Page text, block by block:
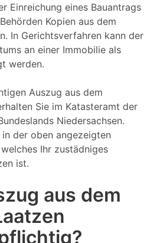
Einreichung eines Bauantrags
Kopien aus dem
In Gerichtsverfahren kann der
an einer Immobilie als
werden.
Auszug aus dem
Sie im Katasteramt der
Niedersachsen.
der oben angezeigten
Ihr zustädniges
ist.
aus dem